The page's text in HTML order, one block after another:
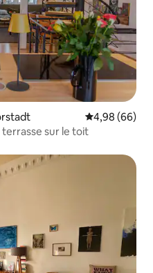
Évaluation
4,98 (66)
sur le toit
appréciés